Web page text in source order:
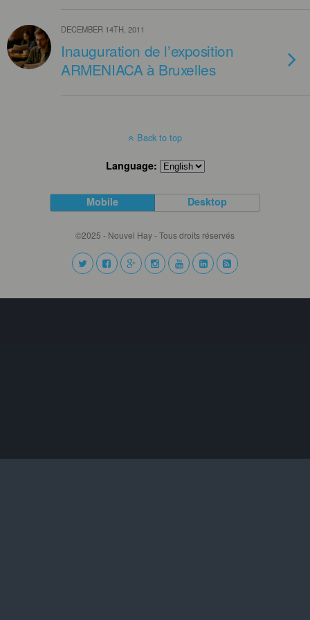
DECEMBER 14TH, 2011
Inauguration de l’exposition
ARMENIACA à Bruxelles
Back to top
Language:
Mobile Desktop
©2025 - Nouvel Hay - Tous droits réservés